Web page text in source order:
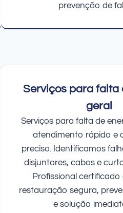
prevenção de
Serviços para falta
geral
Serviços para falta de
atendimento rápido e
preciso. Identificamos
disjuntores, cabos e
Profissional
restauração segura,
e solução